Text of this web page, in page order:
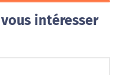
intéresser